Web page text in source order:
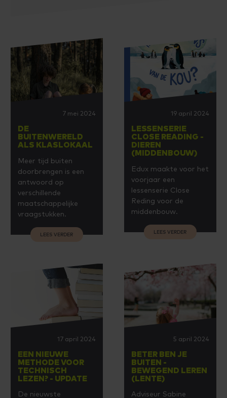
7 mei 2024
DE
BUITENWERELD
ALS KLASLOKAAL
Meer tijd buiten
doorbrengen is een
antwoord op
verschillende
maatschappelijke
vraagstukken.
LEES VERDER
19 april 2024
LESSENSERIE
CLOSE READING -
DIEREN
(MIDDENBOUW)
Edux maakte voor het
voorjaar een
lessenserie Close
Reding voor de
middenbouw.
LEES VERDER
17 april 2024
EEN NIEUWE
METHODE VOOR
TECHNISCH
LEZEN? - UPDATE
De nieuwste
5 april 2024
BETER BEN JE
BUITEN -
BEWEGEND LEREN
(LENTE)
Adviseur Sabine